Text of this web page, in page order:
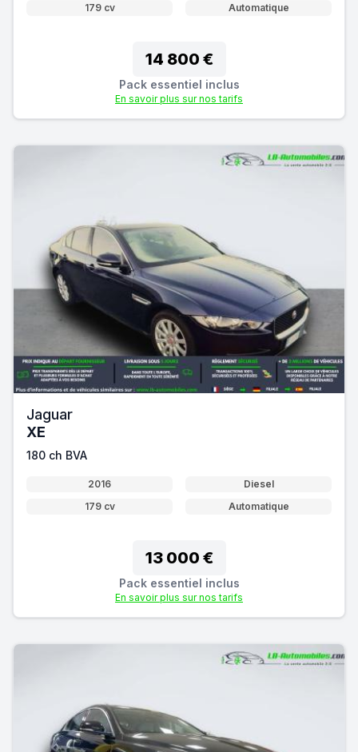
179 cv
Automatique
14 800 €
Pack essentiel inclus
En savoir plus sur nos tarifs
Jaguar
XE
180 ch BVA
2016
Diesel
179 cv
Automatique
13 000 €
Pack essentiel inclus
En savoir plus sur nos tarifs